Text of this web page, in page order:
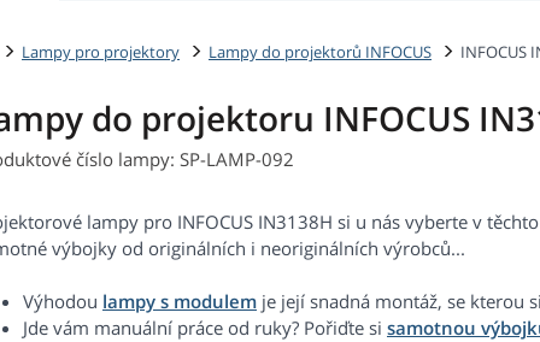
Lampy pro projektory Lampy do projektorů INFOCUS INFOCUS
do projektoru INFOCUS
číslo lampy: SP-LAMP-092
lampy pro INFOCUS IN3138H si u nás vyberte v
výbojky od originálních i neoriginálních výrobců...
Výhodou lampy s modulem je její snadná montáž, se kterou
Jde vám manuální práce od ruky? Pořiďte si samotnou